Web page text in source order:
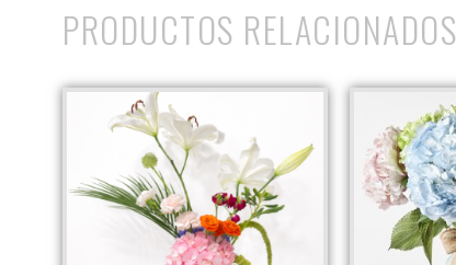
PRODUCTOS RELACIONADOS